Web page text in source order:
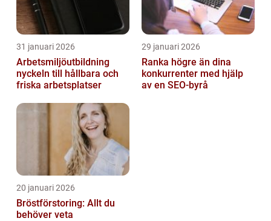
31 januari 2026
Arbetsmiljöutbildning
nyckeln till hållbara och
friska arbetsplatser
29 januari 2026
Ranka högre än dina
konkurrenter med hjälp
av en SEO-byrå
20 januari 2026
Bröstförstoring: Allt du
behöver veta